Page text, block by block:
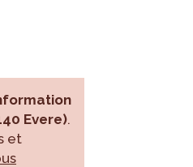
Evere).
et